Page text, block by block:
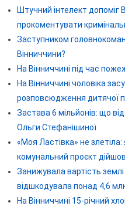
Штучний інтелект допоміг
прокоментувати
Заступником
Вінниччини?
На Вінниччині під час
На Вінниччині чоловіка
розповсюдження дитячої
Застава 6 мільйонів: що
Ольги Стефанішиної
«Моя Ластівка» не злетіла:
комунальний проєкт
Занижувала вартість
відшкодувала понад 4,6
На Вінниччині 15-річний